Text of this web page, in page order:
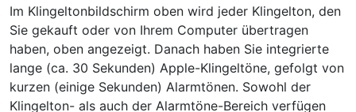
Im Klingeltonbildschirm oben wird jeder Klingelton, den
Sie gekauft oder von Ihrem Computer übertragen
haben, oben angezeigt. Danach haben Sie integrierte
lange (ca. 30 Sekunden) Apple-Klingeltöne, gefolgt von
kurzen (einige Sekunden) Alarmtönen. Sowohl der
Klingelton- als auch der Alarmtöne-Bereich verfügen